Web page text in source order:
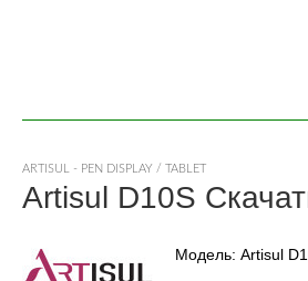
ARTISUL - PEN DISPLAY / TABLET
Artisul D10S
Модель: Artisul